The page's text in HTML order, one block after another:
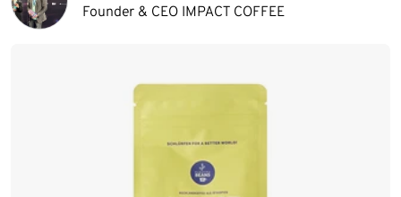
Founder & CEO IMPACT COFFEE